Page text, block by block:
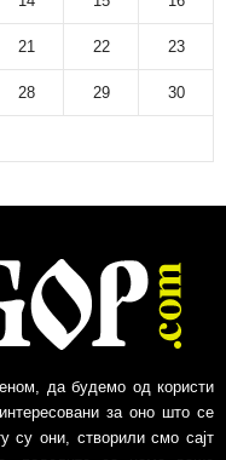
21 22 23
28 29 30
да будемо од користи
за оно што се
су они, створили смо сајт